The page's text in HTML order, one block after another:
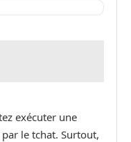
exécuter une
le tchat. Surtout,